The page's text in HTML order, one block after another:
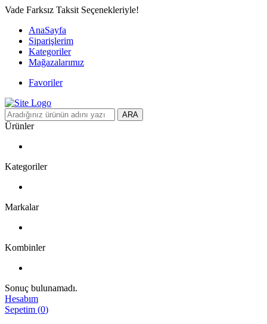
Vade Farksız Taksit Seçenekleriyle!
AnaSayfa
Siparişlerim
Kategoriler
Mağazalarımız
Favoriler
ARA
Ürünler
Kategoriler
Markalar
Kombinler
Sonuç bulunamadı.
Hesabım
Sepetim (0)